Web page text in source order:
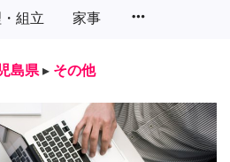
組立 家事 more_horiz
島県 ▸ その他